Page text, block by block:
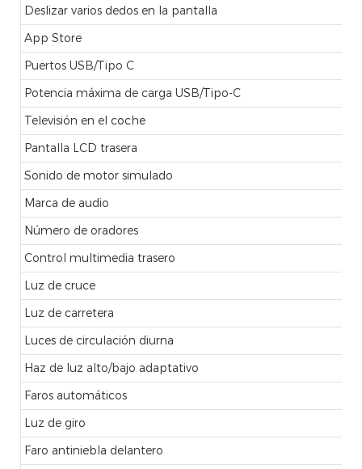
Deslizar varios dedos en la pantalla
App Store
Puertos USB/Tipo C
Potencia máxima de carga USB/Tipo-C
Televisión en el coche
Pantalla LCD trasera
Sonido de motor simulado
Marca de audio
Número de oradores
Control multimedia trasero
Luz de cruce
Luz de carretera
Luces de circulación diurna
Haz de luz alto/bajo adaptativo
Faros automáticos
Luz de giro
Faro antiniebla delantero